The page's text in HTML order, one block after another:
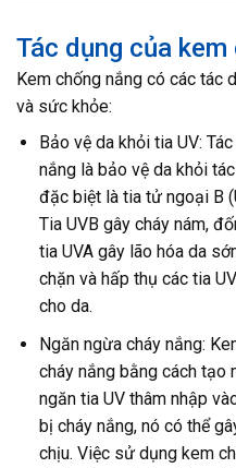
Tác dụng của kem
Kem chống nắng có các tác
và sức khỏe:
Bảo vệ da khỏi tia UV:
nắng là bảo vệ da khỏi
đặc biệt là tia tử ngoại B
Tia UVB gây cháy nám,
tia UVA gây lão hóa da
chặn và hấp thụ các tia
cho da.
Ngăn ngừa cháy nắng:
cháy nắng bằng cách tạo
ngăn tia UV thâm nhập
bị cháy nắng, nó có thể
chịu. Việc sử dụng kem